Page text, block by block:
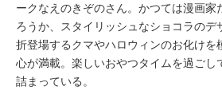
ークなえのきぞのさん。かつては漫画家
ろうか、スタイリッシュなショコラのデ
折登場するクマやハロウィンのお化けを
心が満載。楽しいおやつタイムを過ごし
詰まっている。